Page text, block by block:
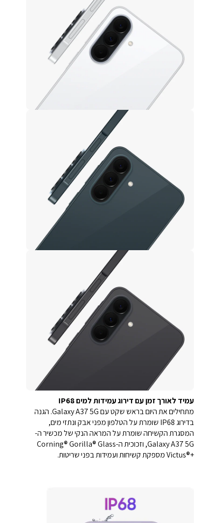
עמיד לאורך זמן עם דירוג עמידות למים IP68
מתחילים את היום בראש שקט עם Galaxy A37 5G. הגנה
בדירוג IP68 שומרת על הטלפון מפני אבק ונתזי מים,
המסגרת הקשיחה שומרת על המראה הנקי של מכשיר ה-
Galaxy A37 5G, וזכוכית ה-Corning® Gorilla® Glass
Victus®+‎ מספקת קשיחות ועמידות בפני שריטות.